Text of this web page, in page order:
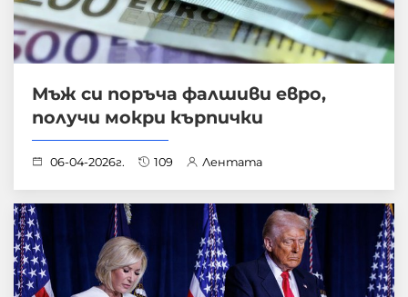
Мъж си поръча фалшиви евро,
получи мокри кърпички
06-04-2026г. 109 Лентата